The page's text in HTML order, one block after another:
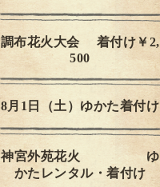
調布花火大会 着付け￥2,
500
8月1日（土）ゆかた着付け
神宮外苑花火 ゆ
かたレンタル・着付け